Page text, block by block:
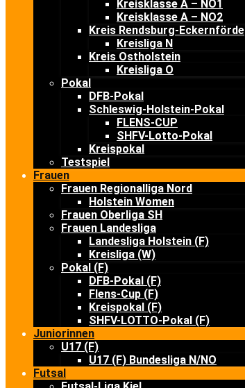
Kreisklasse A – NO1
Kreisklasse A – NO2
Kreis Rendsburg-Eckernförde
Kreisliga N
Kreis Ostholstein
Kreisliga O
Pokal
DFB-Pokal
Schleswig-Holstein-Pokal
FLENS-CUP
SHFV-Lotto-Pokal
Kreispokal
Testspiel
Frauen
Frauen Regionalliga Nord
Holstein Women
Frauen Oberliga SH
Frauen Landesliga
Landesliga Holstein (F)
Kreisliga (W)
Pokal (F)
DFB-Pokal (F)
Flens-Cup (F)
Kreispokal (F)
SHFV-LOTTO-Pokal (F)
Juniorinnen
U17 (F)
U17 (F) Bundesliga N/NO
Futsal